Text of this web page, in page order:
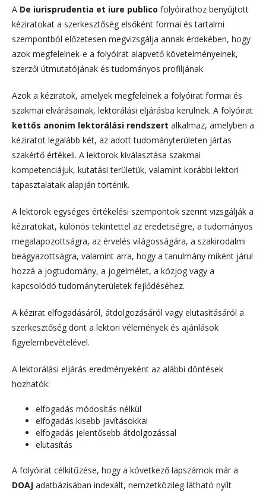
A De iurisprudentia et iure publico folyóirathoz benyújtott
kéziratokat a szerkesztőség elsőként formai és tartalmi
szempontból előzetesen megvizsgálja annak érdekében, hogy
azok megfelelnek-e a folyóirat alapvető követelményeinek,
szerzői útmutatójának és tudományos profiljának.
Azok a kéziratok, amelyek megfelelnek a folyóirat formai és
szakmai elvárásainak, lektorálási eljárásba kerülnek. A folyóirat
kettős anonim lektorálási rendszert alkalmaz, amelyben a
kéziratot legalább két, az adott tudományterületen jártas
szakértő értékeli. A lektorok kiválasztása szakmai
kompetenciájuk, kutatási területük, valamint korábbi lektori
tapasztalataik alapján történik.
A lektorok egységes értékelési szempontok szerint vizsgálják a
kéziratokat, különös tekintettel az eredetiségre, a tudományos
megalapozottságra, az érvelés világosságára, a szakirodalmi
beágyazottságra, valamint arra, hogy a tanulmány miként járul
hozzá a jogtudomány, a jogelmélet, a közjog vagy a
kapcsolódó tudományterületek fejlődéséhez.
A kézirat elfogadásáról, átdolgozásáról vagy elutasításáról a
szerkesztőség dönt a lektori vélemények és ajánlások
figyelembevételével.
A lektorálási eljárás eredményeként az alábbi döntések
hozhatók:
elfogadás módosítás nélkül
elfogadás kisebb javításokkal
elfogadás jelentősebb átdolgozással
elutasítás
A folyóirat célkitűzése, hogy a következő lapszámok már a
DOAJ adatbázisában indexált, nemzetközileg látható nyílt